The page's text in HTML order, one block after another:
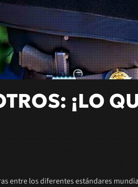
¡LO
entre los diferentes estándares